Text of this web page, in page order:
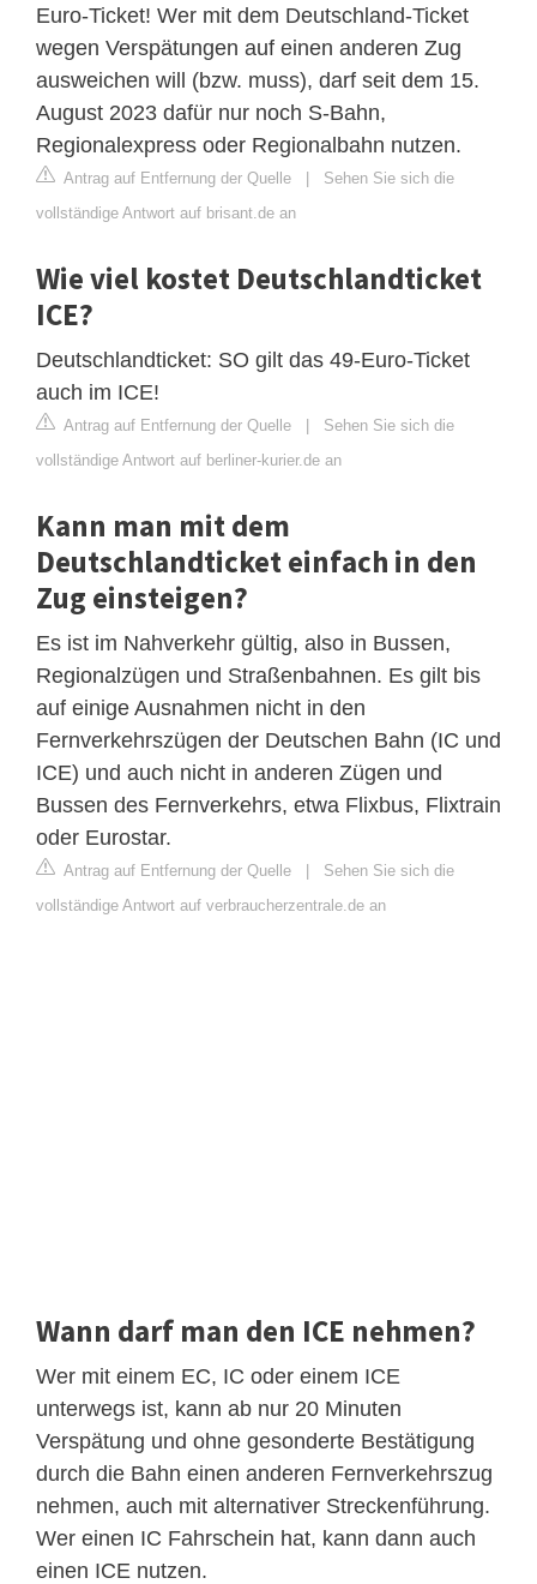
Euro-Ticket! Wer mit dem Deutschland-Ticket
wegen Verspätungen auf einen anderen Zug
ausweichen will (bzw. muss), darf seit dem 15.
August 2023 dafür nur noch S-Bahn,
Regionalexpress oder Regionalbahn nutzen.
Antrag auf Entfernung der Quelle | Sehen Sie sich die
vollständige Antwort auf brisant.de an
Wie viel kostet Deutschlandticket
ICE?
Deutschlandticket: SO gilt das 49-Euro-Ticket
auch im ICE!
Antrag auf Entfernung der Quelle | Sehen Sie sich die
vollständige Antwort auf berliner-kurier.de an
Kann man mit dem
Deutschlandticket einfach in den
Zug einsteigen?
Es ist im Nahverkehr gültig, also in Bussen,
Regionalzügen und Straßenbahnen. Es gilt bis
auf einige Ausnahmen nicht in den
Fernverkehrszügen der Deutschen Bahn (IC und
ICE) und auch nicht in anderen Zügen und
Bussen des Fernverkehrs, etwa Flixbus, Flixtrain
oder Eurostar.
Antrag auf Entfernung der Quelle | Sehen Sie sich die
vollständige Antwort auf verbraucherzentrale.de an
Wann darf man den ICE nehmen?
Wer mit einem EC, IC oder einem ICE
unterwegs ist, kann ab nur 20 Minuten
Verspätung und ohne gesonderte Bestätigung
durch die Bahn einen anderen Fernverkehrszug
nehmen, auch mit alternativer Streckenführung.
Wer einen IC Fahrschein hat, kann dann auch
einen ICE nutzen.